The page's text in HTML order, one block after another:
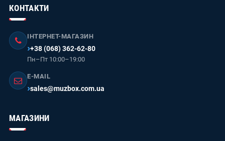
КОНТАКТИ
ІНТЕРНЕТ-МАГАЗИН
+38 (068) 362-62-80
Пн–Пт 10:00–19:00
E-MAIL
sales@muzbox.com.ua
МАГАЗИНИ